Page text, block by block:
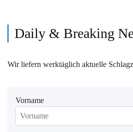
Daily & Breaking
Wir liefern werktäglich aktuelle
Vorname